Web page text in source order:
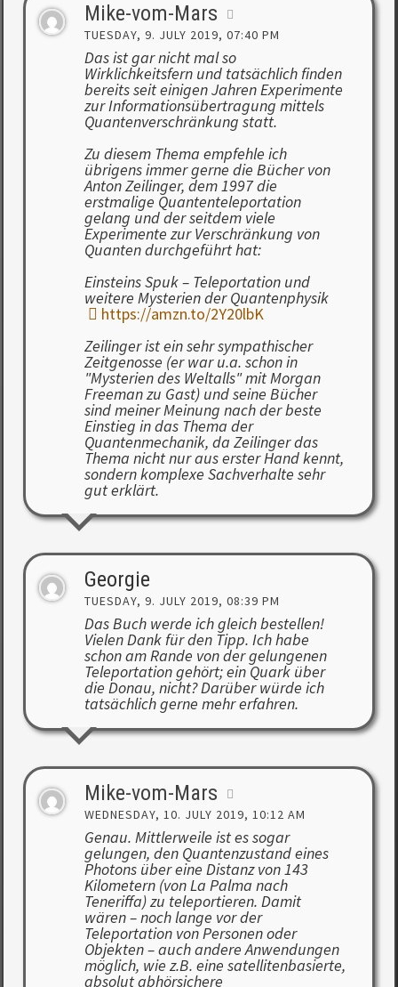
Mike-vom-Mars
TUESDAY, 9. JULY 2019, 07:40 PM
Das ist gar nicht mal so
Wirklichkeitsfern und tatsächlich finden
bereits seit einigen Jahren Experimente
zur Informationsübertragung mittels
Quantenverschränkung statt.
Zu diesem Thema empfehle ich
übrigens immer gerne die Bücher von
Anton Zeilinger, dem 1997 die
erstmalige Quantenteleportation
gelang und der seitdem viele
Experimente zur Verschränkung von
Quanten durchgeführt hat:
Einsteins Spuk – Teleportation und
weitere Mysterien der Quantenphysik
https://amzn.to/2Y20lbK
Zeilinger ist ein sehr sympathischer
Zeitgenosse (er war u.a. schon in
"Mysterien des Weltalls" mit Morgan
Freeman zu Gast) und seine Bücher
sind meiner Meinung nach der beste
Einstieg in das Thema der
Quantenmechanik, da Zeilinger das
Thema nicht nur aus erster Hand kennt,
sondern komplexe Sachverhalte sehr
gut erklärt.
Georgie
TUESDAY, 9. JULY 2019, 08:39 PM
Das Buch werde ich gleich bestellen!
Vielen Dank für den Tipp. Ich habe
schon am Rande von der gelungenen
Teleportation gehört; ein Quark über
die Donau, nicht? Darüber würde ich
tatsächlich gerne mehr erfahren.
Mike-vom-Mars
WEDNESDAY, 10. JULY 2019, 10:12 AM
Genau. Mittlerweile ist es sogar
gelungen, den Quantenzustand eines
Photons über eine Distanz von 143
Kilometern (von La Palma nach
Teneriffa) zu teleportieren. Damit
wären – noch lange vor der
Teleportation von Personen oder
Objekten – auch andere Anwendungen
möglich, wie z.B. eine satellitenbasierte,
absolut abhörsichere